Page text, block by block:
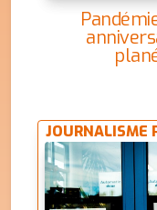
JOURNALISME